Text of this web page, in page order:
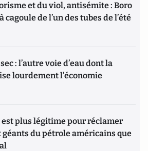
et du viol, antisémite : Boro
cagoule de l’un des tubes de l’été
: l’autre voie d’eau dont la
lourdement l’économie
plus légitime pour réclamer
géants du pétrole américains que